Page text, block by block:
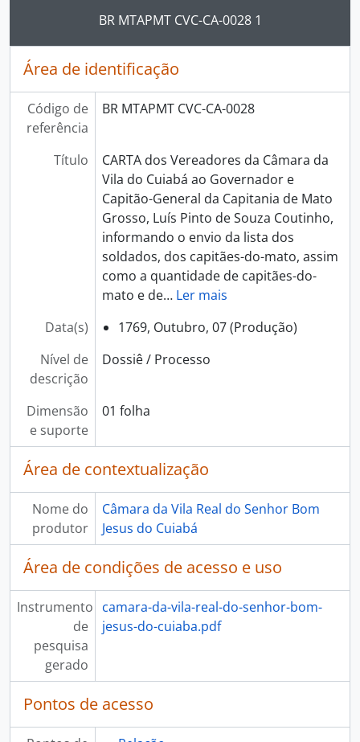
Ao clicar no link deste título da descrição a
BR MTAPMT CVC-CA-0028 1
Área de identificação
Código de
referência
BR MTAPMT CVC-CA-0028
Título
CARTA dos Vereadores da Câmara da
Vila do Cuiabá ao Governador e
Capitão-General da Capitania de Mato
Grosso, Luís Pinto de Souza Coutinho,
informando o envio da lista dos
soldados, dos capitães-do-mato, assim
como a quantidade de capitães-do-
mato e de… Ler mais
Data(s)
1769, Outubro, 07 (Produção)
Nível de
descrição
Dossiê / Processo
Dimensão
e suporte
01 folha
Área de contextualização
Nome do
produtor
Câmara da Vila Real do Senhor Bom
Jesus do Cuiabá
Área de condições de acesso e uso
Instrumento
de
pesquisa
gerado
camara-da-vila-real-do-senhor-bom-
jesus-do-cuiaba.pdf
Pontos de acesso